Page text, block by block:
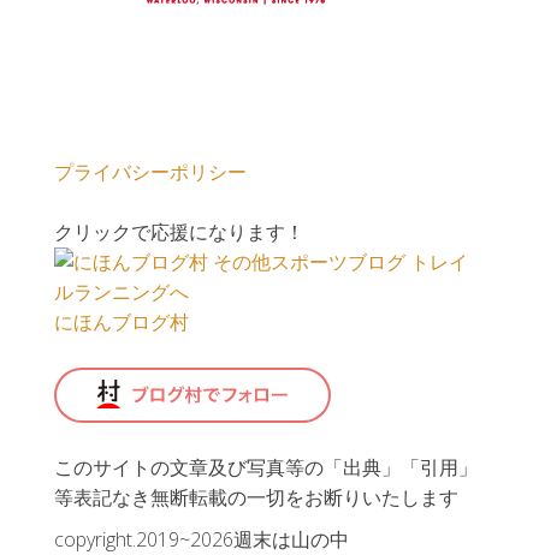
プライバシーポリシー
クリックで応援になります！
にほんブログ村
このサイトの文章及び写真等の「出典」「引用」
等表記なき無断転載の一切をお断りいたします
copyright.2019~2026週末は山の中